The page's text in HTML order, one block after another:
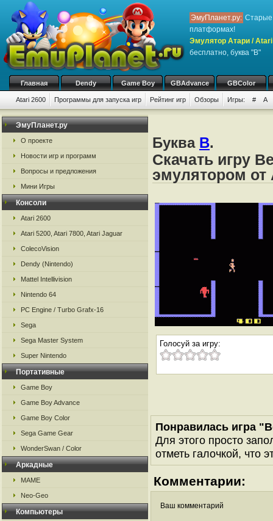
ЭмуПланет.ру: Старые
платформах!
Эмулятор Атари /
бесплатно, буква "B"
Главная Dendy Game Boy GBAdvance GBColor
Atari 2600 Программы для запуска игр Рейтинг игр Обзоры Игры: # A
ЭмуПланет.ру
О проекте
Новости игр и программ
Вопросы и предложения
Мини Игры
Консоли
Atari 2600
Atari 5200, Atari 7800, Atari Jaguar
ColecoVision
Dendy (Nintendo)
Mattel Intellivision
Nintendo 64
PC Engine / Turbo Grafx-16
Sega
Sega Master System
Super Nintendo
Портативные
Game Boy
Game Boy Advance
Game Boy Color
Sega Game Gear
WonderSwan / Color
Аркадные
MAME
Neo-Geo
Компьютеры
Буква B.
Скачать игру
эмулятором от
Голосуй за игру:
Понравилась игра
Для этого просто
отметь галочкой, что
Комментарии:
Ваш комментарий